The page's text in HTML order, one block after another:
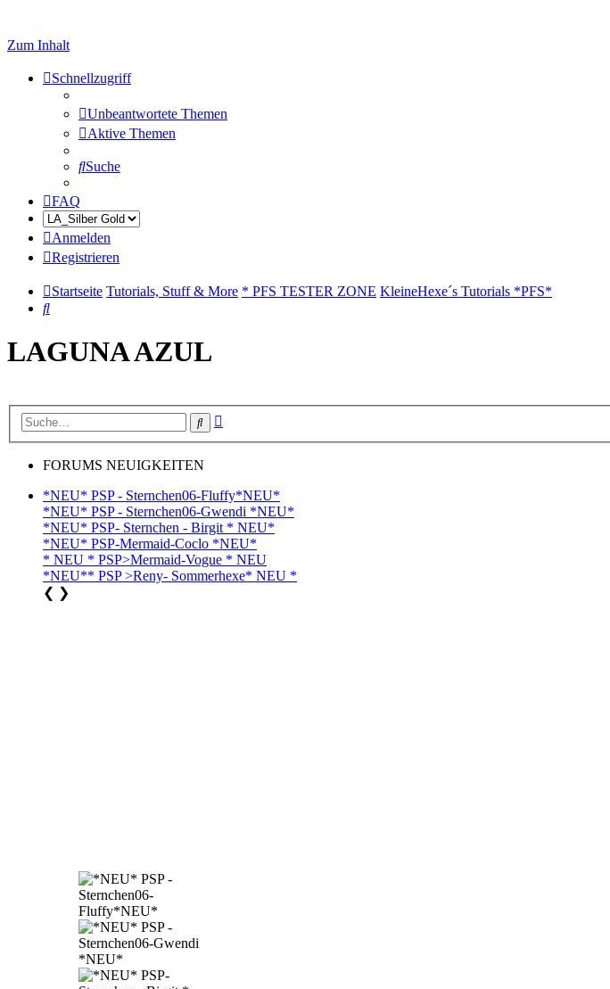
Zum Inhalt
Schnellzugriff
Unbeantwortete Themen
Aktive Themen
Suche
FAQ
Anmelden
Registrieren
Startseite Tutorials, Stuff & More * PFS TESTER ZONE KleineHexe´s Tutorials *PFS*
Suche
LAGUNA AZUL
Suche
FORUMS NEUIGKEITEN
*NEU* PSP - Sternchen06-Fluffy*NEU*
*NEU* PSP - Sternchen06-Gwendi *NEU*
*NEU* PSP- Sternchen - Birgit * NEU*
*NEU* PSP-Mermaid-Coclo *NEU*
* NEU * PSP>Mermaid-Vogue * NEU
*NEU** PSP >Reny- Sommerhexe* NEU *
❮ ❯